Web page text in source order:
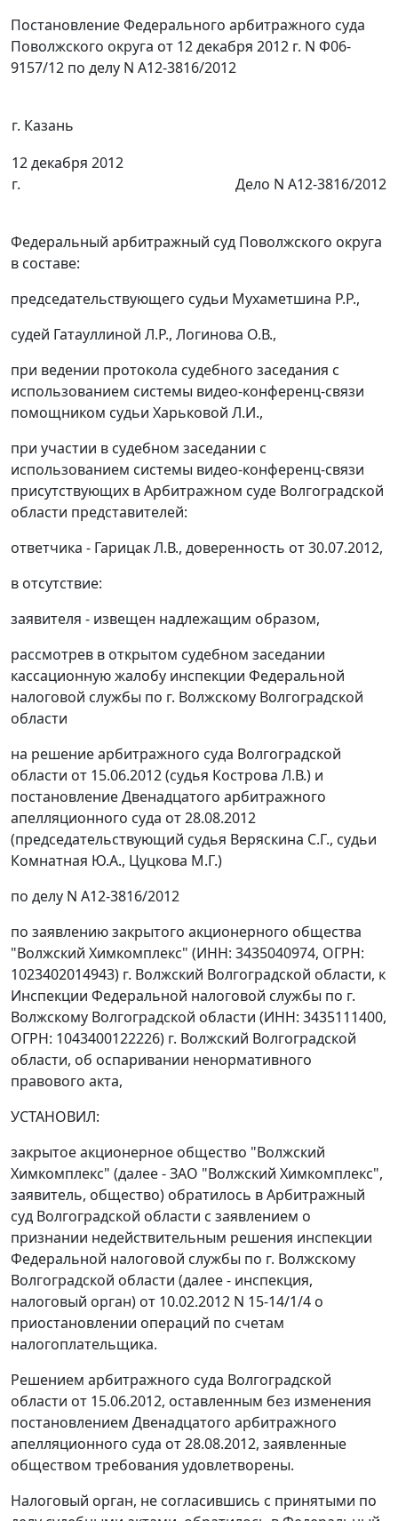
Постановление Федерального арбитражного суда
Поволжского округа от 12 декабря 2012 г. N Ф06-
9157/12 по делу N А12-3816/2012
г. Казань
12 декабря 2012
г.
Дело N А12-3816/2012
Федеральный арбитражный суд Поволжского округа
в составе:
председательствующего судьи Мухаметшина Р.Р.,
судей Гатауллиной Л.Р., Логинова О.В.,
при ведении протокола судебного заседания с
использованием системы видео-конференц-связи
помощником судьи Харьковой Л.И.,
при участии в судебном заседании с
использованием системы видео-конференц-связи
присутствующих в Арбитражном суде Волгоградской
области представителей:
ответчика - Гарицак Л.В., доверенность от 30.07.2012,
в отсутствие:
заявителя - извещен надлежащим образом,
рассмотрев в открытом судебном заседании
кассационную жалобу инспекции Федеральной
налоговой службы по г. Волжскому Волгоградской
области
на решениеарбитражного суда Волгоградской
области от 15.06.2012 (судья Кострова Л.В.) и
постановлениеДвенадцатого арбитражного
апелляционного суда от 28.08.2012
(председательствующий судья Веряскина С.Г., судьи
Комнатная Ю.А., Цуцкова М.Г.)
по делу N А12-3816/2012
по заявлению закрытого акционерного общества
"Волжский Химкомплекс" (ИНН: 3435040974, ОГРН:
1023402014943) г. Волжский Волгоградской области, к
Инспекции Федеральной налоговой службы по г.
Волжскому Волгоградской области (ИНН: 3435111400,
ОГРН: 1043400122226) г. Волжский Волгоградской
области, об оспаривании ненормативного
правового акта,
УСТАНОВИЛ:
закрытое акционерное общество "Волжский
Химкомплекс" (далее - ЗАО "Волжский Химкомплекс",
заявитель, общество) обратилось в Арбитражный
суд Волгоградской области с заявлением о
признании недействительным решения инспекции
Федеральной налоговой службы по г. Волжскому
Волгоградской области (далее - инспекция,
налоговый орган) от 10.02.2012 N 15-14/1/4 о
приостановлении операций по счетам
налогоплательщика.
Решением арбитражного суда Волгоградской
области от 15.06.2012, оставленным без изменения
постановлением Двенадцатого арбитражного
апелляционного суда от 28.08.2012, заявленные
обществом требования удовлетворены.
Налоговый орган, не согласившись с принятыми по